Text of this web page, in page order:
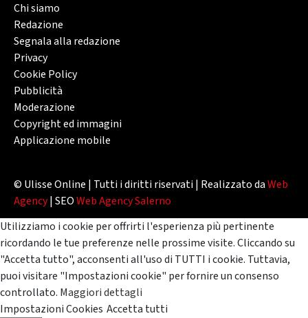
Chi siamo
Redazione
Segnala alla redazione
Privacy
Cookie Policy
Pubblicità
Moderazione
Copyright ed immagini
Applicazione mobile
© Ulisse Online | Tutti i diritti riservati | Realizzato daWeb
Agency| SEOWeb Agency Salerno
Utilizziamo i cookie per offrirti l'esperienza più pertinente
ricordando le tue preferenze nelle prossime visite. Cliccando su
"Accetta tutto", acconsenti all'uso di TUTTI i cookie. Tuttavia,
puoi visitare "Impostazioni cookie" per fornire un consenso
controllato. Maggiori dettagli
Impostazioni Cookies Accetta tutti